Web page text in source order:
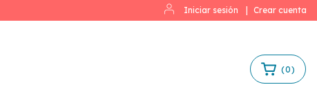
Iniciar sesión Crear cuenta
(0)